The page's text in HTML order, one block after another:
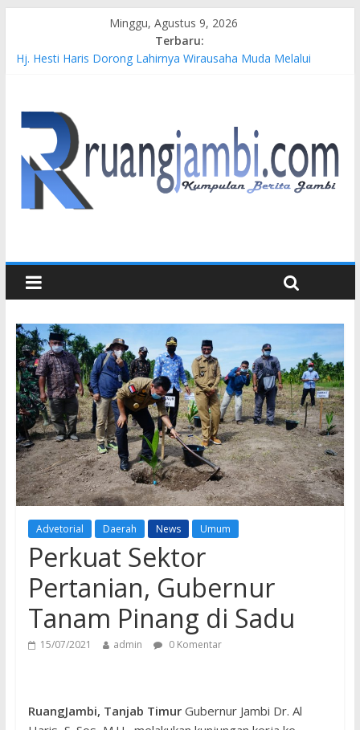
Minggu, Agustus 9, 2026
Terbaru:
Hj. Hesti Haris Dorong Lahirnya Wirausaha Muda Melalui
FSO 115
Gubernur Al Haris Buka Turnamen Tenis Antar Alumni
Perguruan Tinggi ke-16 se-Indonesia di UNJA
Pertamina EP Jambi Imbau Masyarakat Tidak Beraktivitas di
Atas Jalur Pipa Migas Demi Keselamatan Bersama
Kasus Brigadir EWS: 4 Anggota Polisi Tersangka Resmi
Advetorial Daerah News Umum
Perkuat Sektor
Pertanian, Gubernur
Tanam Pinang di Sadu
15/07/2021 admin 0 Komentar
RuangJambi, Tanjab TimurGubernur Jambi Dr. Al